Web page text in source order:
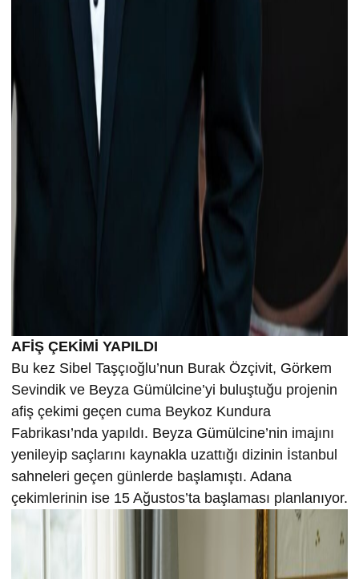
AFİŞ ÇEKİMİ YAPILDI
Bu kez Sibel Taşçıoğlu’nun Burak Özçivit, Görkem
Sevindik ve Beyza Gümülcine’yi buluştuğu projenin
afiş çekimi geçen cuma Beykoz Kundura
Fabrikası’nda yapıldı. Beyza Gümülcine’nin imajını
yenileyip saçlarını kaynakla uzattığı dizinin İstanbul
sahneleri geçen günlerde başlamıştı. Adana
çekimlerinin ise 15 Ağustos’ta başlaması planlanıyor.